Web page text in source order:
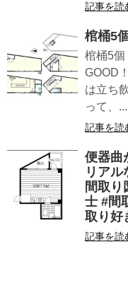
記事を読
棺桶5
棺桶5個
GOOD
は立ち
って、...
記事を読
便器曲
リア
間取り
士 #間
取り好
記事を読